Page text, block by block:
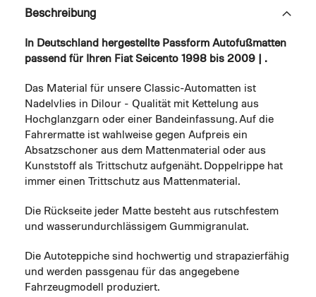
Beschreibung
In Deutschland hergestellte Passform Autofußmatten
passend für Ihren Fiat Seicento 1998 bis 2009 | .
Das Material für unsere Classic-Automatten ist
Nadelvlies in Dilour - Qualität mit Kettelung aus
Hochglanzgarn oder einer Bandeinfassung. Auf die
Fahrermatte ist wahlweise gegen Aufpreis ein
Absatzschoner aus dem Mattenmaterial oder aus
Kunststoff als Trittschutz aufgenäht. Doppelrippe hat
immer einen Trittschutz aus Mattenmaterial.
Die Rückseite jeder Matte besteht aus rutschfestem
und wasserundurchlässigem Gummigranulat.
Die Autoteppiche sind hochwertig und strapazierfähig
und werden passgenau für das angegebene
Fahrzeugmodell produziert.